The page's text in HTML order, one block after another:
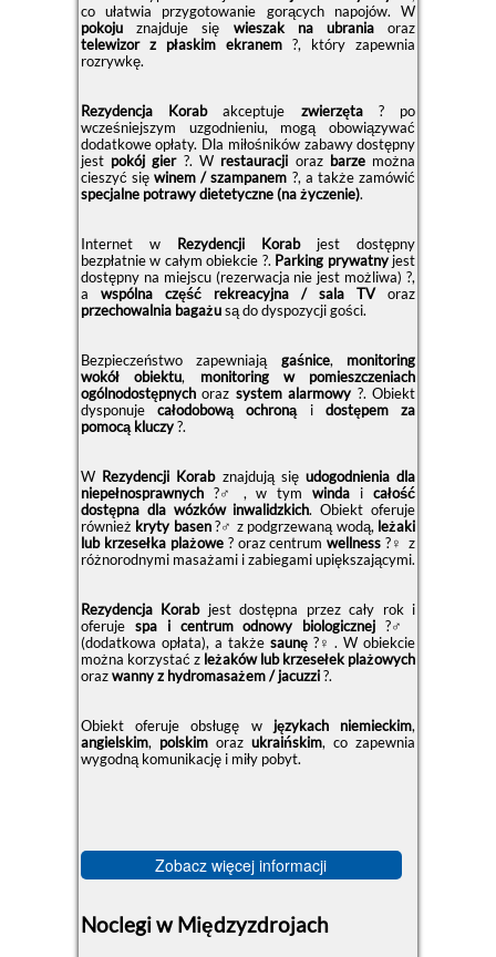
co ułatwia przygotowanie gorących napojów. W
pokojuznajduje się wieszak na ubraniaoraz
telewizor z płaskim ekranem ?, który zapewnia
rozrywkę.
Rezydencja Korabakceptuje zwierzęta? po
wcześniejszym uzgodnieniu, mogą obowiązywać
dodatkowe opłaty. Dla miłośników zabawy dostępny
jest pokój gier?. W restauracji oraz barzemożna
cieszyć sięwinem / szampanem ?, a także zamówić
specjalne potrawy dietetyczne (na życzenie).
Internet w Rezydencji Korabjest dostępny
bezpłatnie w całym obiekcie ?. Parking prywatnyjest
dostępny na miejscu (rezerwacja nie jest możliwa) ?,
a wspólna część rekreacyjna / sala TVoraz
przechowalnia bagażusą do dyspozycji gości.
Bezpieczeństwo zapewniają gaśnice, monitoring
wokół obiektu, monitoring w pomieszczeniach
ogólnodostępnychoraz system alarmowy ?. Obiekt
dysponujecałodobową ochronąi dostępem za
pomocą kluczy?.
W Rezydencji Korabznajdują się udogodnienia dla
niepełnosprawnych?‍♂️, w tymwinda icałość
dostępna dla wózków inwalidzkich. Obiekt oferuje
również kryty basen?‍♂️ z podgrzewaną wodą, leżaki
lub krzesełka plażowe?️ oraz centrumwellness ?‍♀️ z
różnorodnymi masażami i zabiegami upiększającymi.
Rezydencja Korabjest dostępna przez cały rok i
oferuje spa i centrum odnowy biologicznej ?‍♂️
(dodatkowa opłata), a także saunę?‍♀️. W obiekcie
można korzystać z leżaków lub krzesełek plażowych
orazwanny z hydromasażem / jacuzzi?.
Obiekt oferuje obsługę w językach niemieckim,
angielskim, polskimorazukraińskim, co zapewnia
wygodną komunikację i miły pobyt.
Zobacz więcej informacji
Noclegi w Międzyzdrojach